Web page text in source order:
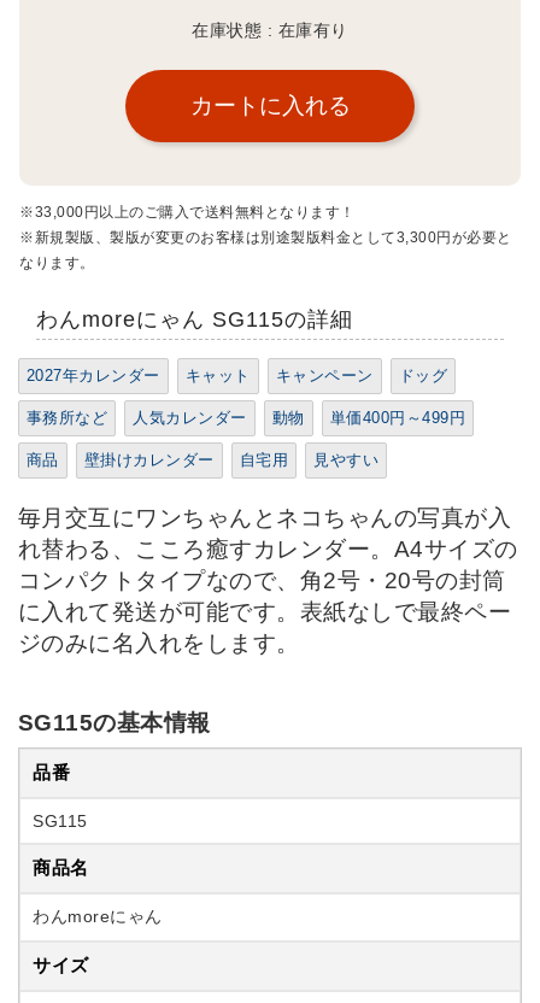
在庫状態 : 在庫有り
※33,000円以上のご購入で送料無料となります！
※新規製版、製版が変更のお客様は別途製版料金として3,300円が必要と
なります。
わんmoreにゃん SG115の詳細
2027年カレンダー キャット キャンペーン ドッグ
事務所など 人気カレンダー 動物 単価400円～499円
商品 壁掛けカレンダー 自宅用 見やすい
毎月交互にワンちゃんとネコちゃんの写真が入
れ替わる、こころ癒すカレンダー。A4サイズの
コンパクトタイプなので、角2号・20号の封筒
に入れて発送が可能です。表紙なしで最終ペー
ジのみに名入れをします。
SG115の基本情報
品番
SG115
商品名
わんmoreにゃん
サイズ